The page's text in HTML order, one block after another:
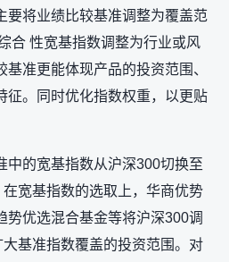
要将业绩比较基准调整为覆盖范
合 性宽基指数调整为行业或风
准更能体现产品的投资范围、
征。同时优化指数权重，以更贴
中的宽基指数从沪深300切换至
宽基指数的选取上，华商优势
势优选混合基金等将沪深300调
基准指数覆盖的投资范围。对